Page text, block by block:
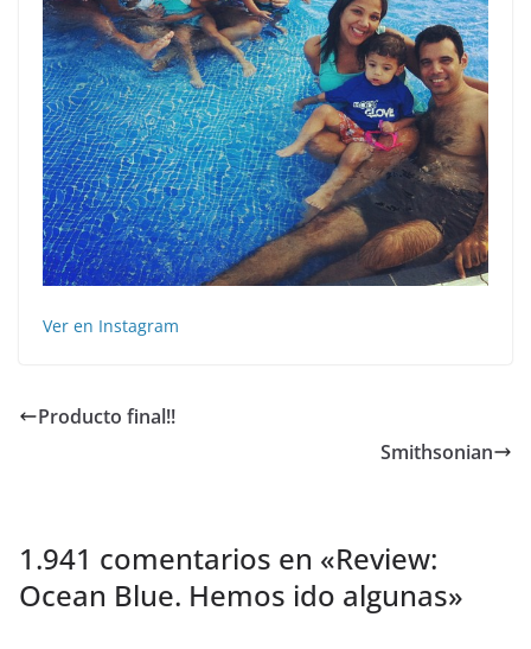
Ver en Instagram
Producto final!!
Smithsonian
1.941 comentarios en «Review:
Ocean Blue. Hemos ido algunas»